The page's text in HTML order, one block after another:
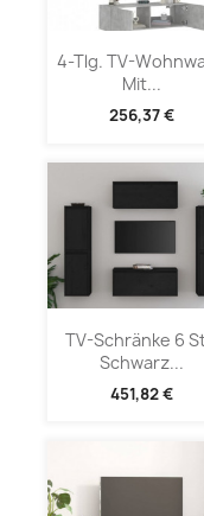
4-Tlg. TV-
Mit...
256,37 €
TV-Schränke 6
Schwarz...
451,82 €